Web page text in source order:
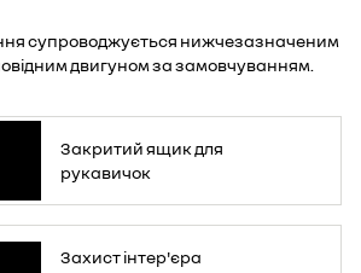
супроводжується нижчезазначеним
двигуном за замовчуванням.
Закритий ящик для
рукавичок
Захист інтер'єра